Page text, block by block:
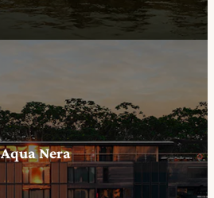
Aqua Nera